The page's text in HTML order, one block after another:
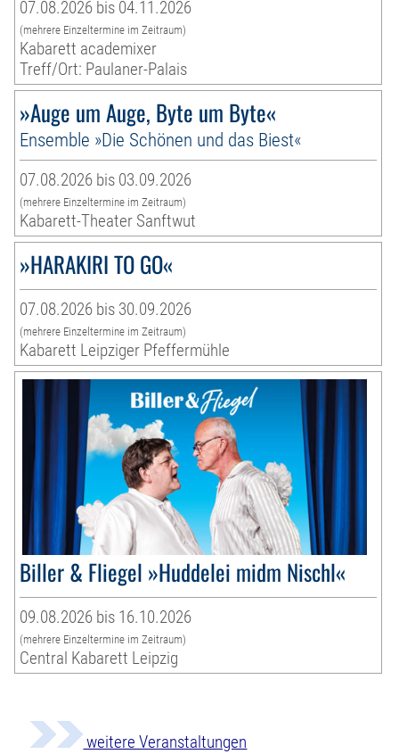
07.08.2026 bis 04.11.2026
(mehrere Einzeltermine im Zeitraum)
Kabarett academixer
Treff/Ort: Paulaner-Palais
»Auge um Auge, Byte um Byte«
Ensemble »Die Schönen und das Biest«
07.08.2026 bis 03.09.2026
(mehrere Einzeltermine im Zeitraum)
Kabarett-Theater Sanftwut
»HARAKIRI TO GO«
07.08.2026 bis 30.09.2026
(mehrere Einzeltermine im Zeitraum)
Kabarett Leipziger Pfeffermühle
Biller & Fliegel »Huddelei midm Nischl«
09.08.2026 bis 16.10.2026
(mehrere Einzeltermine im Zeitraum)
Central Kabarett Leipzig
weitere Veranstaltungen